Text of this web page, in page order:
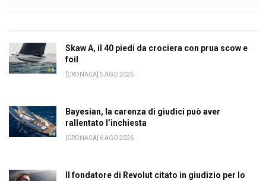
Skaw A, il 40 piedi da crociera con prua scow e
foil
[CRONACA] 5 AGO 2026
Bayesian, la carenza di giudici può aver
rallentato l’inchiesta
[CRONACA] 6 AGO 2026
Il fondatore di Revolut citato in giudizio per lo